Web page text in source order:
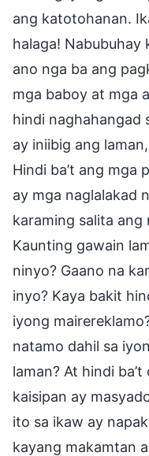
ang katotohanan.
halaga!
ano nga ba ang
mga baboy at mga
hindi naghahangad
ay iniibig ang
Hindi ba’t ang mga
ay mga naglalakad
karaming salita ang
Kaunting gawain
ninyo? Gaano na
inyo? Kaya bakit
iyong
natamo dahil sa
laman? At hindi
kaisipan ay
ito sa ikaw ay
kayang makamtan